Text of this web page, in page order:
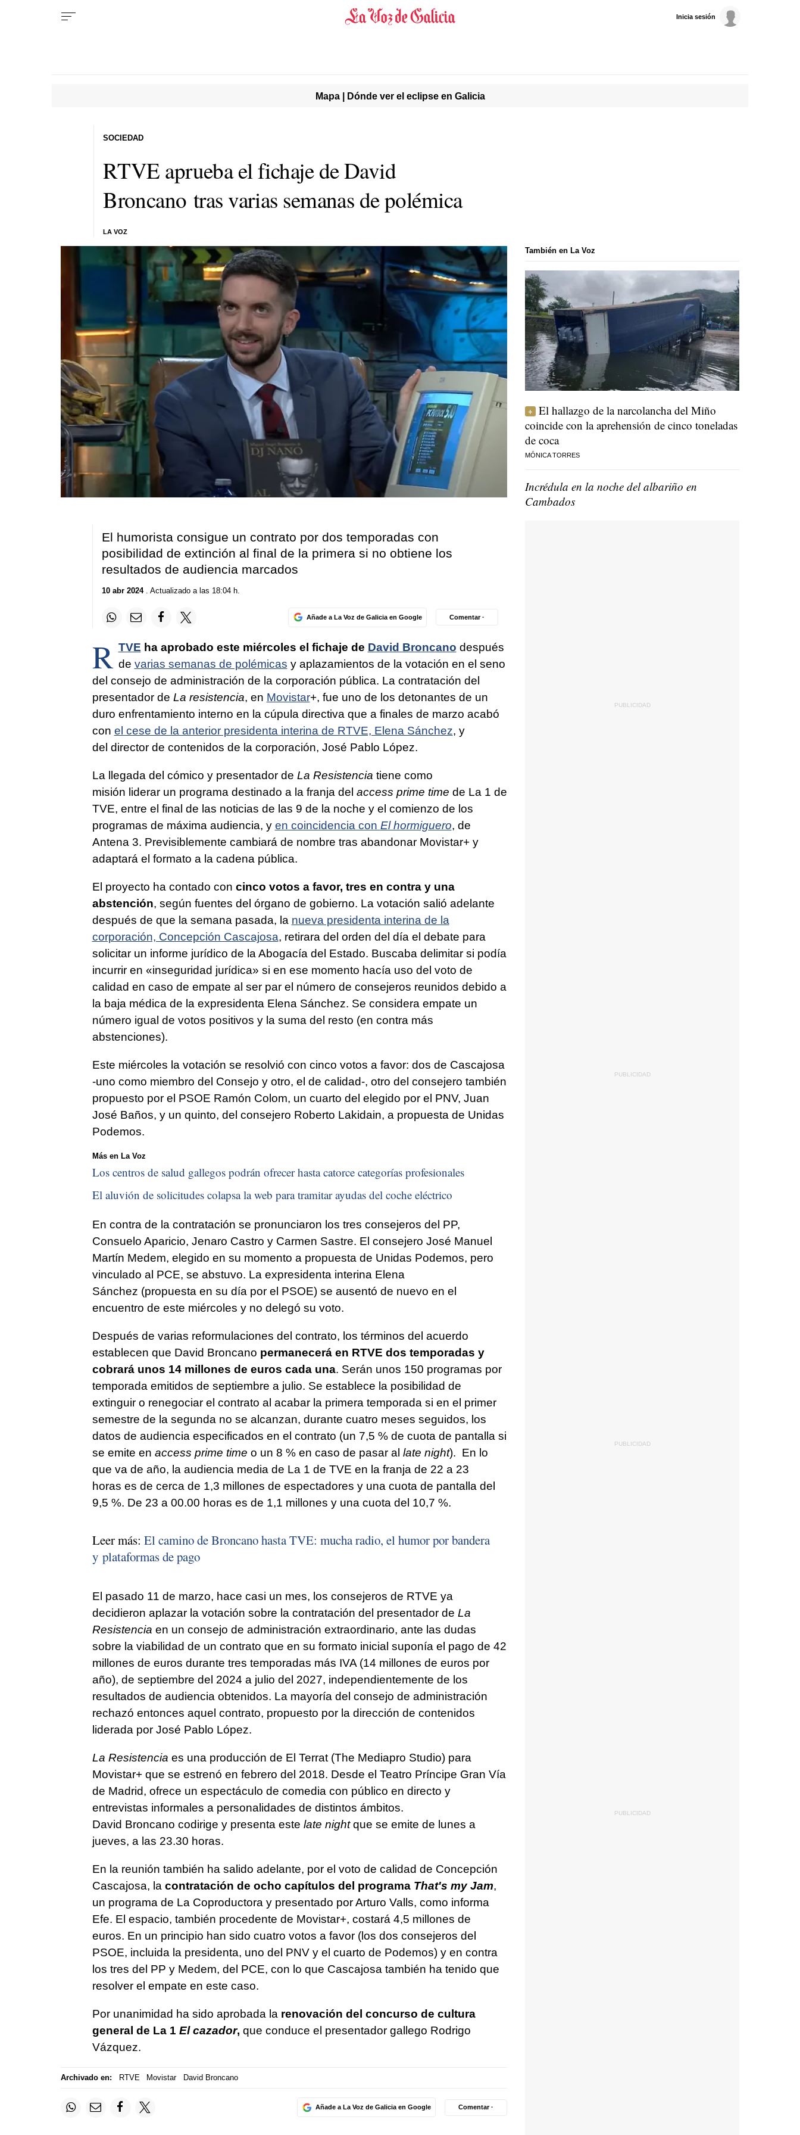
Inicia sesión
Mapa | Dónde ver el eclipse en Galicia
RTVE aprueba el fichaje de David
Broncano tras varias semanas de polémica
LA VOZ
SOCIEDAD
El humorista consigue un contrato por dos temporadas con
posibilidad de extinción al final de la primera si no obtiene los
resultados de audiencia marcados
10 abr 2024. Actualizado a las 18:04 h.
Añade a La Voz de Galicia en Google Comentar ·
R TVE ha aprobado este miércoles el fichaje de David Broncano después
de varias semanas de polémicas y aplazamientos de la votación en el seno
del consejo de administración de la corporación pública. La contratación del
presentador de La resistencia, en Movistar+, fue uno de los detonantes de un
duro enfrentamiento interno en la cúpula directiva que a finales de marzo acabó
con el cese de la anterior presidenta interina de RTVE, Elena Sánchez, y
del director de contenidos de la corporación, José Pablo López.
La llegada del cómico y presentador de La Resistencia tiene como
misión liderar un programa destinado a la franja del access prime time de La 1 de
TVE, entre el final de las noticias de las 9 de la noche y el comienzo de los
programas de máxima audiencia, y en coincidencia con El hormiguero, de
Antena 3. Previsiblemente cambiará de nombre tras abandonar Movistar+ y
adaptará el formato a la cadena pública.
El proyecto ha contado con cinco votos a favor, tres en contra y una
abstención, según fuentes del órgano de gobierno. La votación salió adelante
después de que la semana pasada, la nueva presidenta interina de la
corporación, Concepción Cascajosa, retirara del orden del día el debate para
solicitar un informe jurídico de la Abogacía del Estado. Buscaba delimitar si podía
incurrir en «inseguridad jurídica» si en ese momento hacía uso del voto de
calidad en caso de empate al ser par el número de consejeros reunidos debido a
la baja médica de la expresidenta Elena Sánchez. Se considera empate un
número igual de votos positivos y la suma del resto (en contra más
abstenciones).
Este miércoles la votación se resolvió con cinco votos a favor: dos de Cascajosa
-uno como miembro del Consejo y otro, el de calidad-, otro del consejero también
propuesto por el PSOE Ramón Colom, un cuarto del elegido por el PNV, Juan
José Baños, y un quinto, del consejero Roberto Lakidain, a propuesta de Unidas
Podemos.
Más en La Voz
Los centros de salud gallegos podrán ofrecer hasta catorce categorías profesionales
El aluvión de solicitudes colapsa la web para tramitar ayudas del coche eléctrico
En contra de la contratación se pronunciaron los tres consejeros del PP,
Consuelo Aparicio, Jenaro Castro y Carmen Sastre. El consejero José Manuel
Martín Medem, elegido en su momento a propuesta de Unidas Podemos, pero
vinculado al PCE, se abstuvo. La expresidenta interina Elena
Sánchez (propuesta en su día por el PSOE) se ausentó de nuevo en el
encuentro de este miércoles y no delegó su voto.
Después de varias reformulaciones del contrato, los términos del acuerdo
establecen que David Broncano permanecerá en RTVE dos temporadas y
cobrará unos 14 millones de euros cada una. Serán unos 150 programas por
temporada emitidos de septiembre a julio. Se establece la posibilidad de
extinguir o renegociar el contrato al acabar la primera temporada si en el primer
semestre de la segunda no se alcanzan, durante cuatro meses seguidos, los
datos de audiencia especificados en el contrato (un 7,5 % de cuota de pantalla si
se emite en access prime time o un 8 % en caso de pasar al late night). En lo
que va de año, la audiencia media de La 1 de TVE en la franja de 22 a 23
horas es de cerca de 1,3 millones de espectadores y una cuota de pantalla del
9,5 %. De 23 a 00.00 horas es de 1,1 millones y una cuota del 10,7 %.
Leer más: El camino de Broncano hasta TVE: mucha radio, el humor por bandera
y plataformas de pago
El pasado 11 de marzo, hace casi un mes, los consejeros de RTVE ya
decidieron aplazar la votación sobre la contratación del presentador de La
Resistencia en un consejo de administración extraordinario, ante las dudas
sobre la viabilidad de un contrato que en su formato inicial suponía el pago de 42
millones de euros durante tres temporadas más IVA (14 millones de euros por
año), de septiembre del 2024 a julio del 2027, independientemente de los
resultados de audiencia obtenidos. La mayoría del consejo de administración
rechazó entonces aquel contrato, propuesto por la dirección de contenidos
liderada por José Pablo López.
La Resistencia es una producción de El Terrat (The Mediapro Studio) para
Movistar+ que se estrenó en febrero del 2018. Desde el Teatro Príncipe Gran Vía
de Madrid, ofrece un espectáculo de comedia con público en directo y
entrevistas informales a personalidades de distintos ámbitos.
David Broncano codirige y presenta este late nightque se emite de lunes a
jueves, a las 23.30 horas.
En la reunión también ha salido adelante, por el voto de calidad de Concepción
Cascajosa, la contratación de ocho capítulos del programa That's my Jam,
un programa de La Coproductora y presentado por Arturo Valls, como informa
Efe. El espacio, también procedente de Movistar+, costará 4,5 millones de
euros. En un principio han sido cuatro votos a favor (los dos consejeros del
PSOE, incluida la presidenta, uno del PNV y el cuarto de Podemos) y en contra
los tres del PP y Medem, del PCE, con lo que Cascajosa también ha tenido que
resolver el empate en este caso.
Por unanimidad ha sido aprobada la renovación del concurso de cultura
general de La 1 El cazador, que conduce el presentador gallego Rodrigo
Vázquez.
Archivado en: RTVE Movistar David Broncano
Añade a La Voz de Galicia en Google Comentar ·
También en La Voz
El hallazgo de la narcolancha del Miño
coincide con la aprehensión de cinco toneladas
de coca
MÓNICA TORRES
Incrédula en la noche del albariño en
Cambados